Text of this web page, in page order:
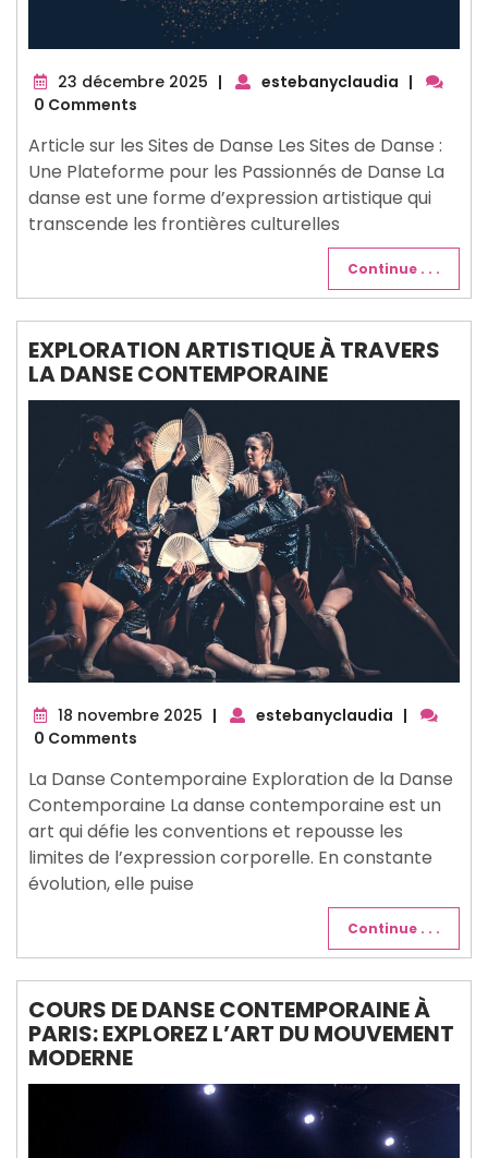
23 décembre 2025 23
| estebanyclaudia |
0 Comments
Article sur les Sites de Danse Les Sites de Danse :
Une Plateforme pour les Passionnés de Danse La
danse est une forme d’expression artistique qui
transcende les frontières culturelles
Continue . . .
EXPLORATION ARTISTIQUE À TRAVERS
LA DANSE CONTEMPORAINE
18 novembre 2025 18| estebanyclaudia |
0 Comments
La Danse Contemporaine Exploration de la Danse
Contemporaine La danse contemporaine est un
art qui défie les conventions et repousse les
limites de l’expression corporelle. En constante
évolution, elle puise
Continue . . .
COURS DE DANSE CONTEMPORAINE À
PARIS: EXPLOREZ L’ART DU MOUVEMENT
MODERNE